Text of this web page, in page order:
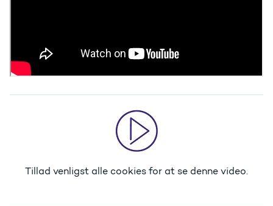
Tillad venligst alle cookies for at se denne video.